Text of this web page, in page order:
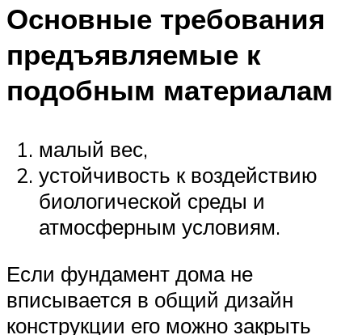
Основные требования
предъявляемые к
подобным материалам
малый вес,
устойчивость к воздействию
биологической среды и
атмосферным условиям.
Если фундамент дома не
вписывается в общий дизайн
конструкции его можно закрыть